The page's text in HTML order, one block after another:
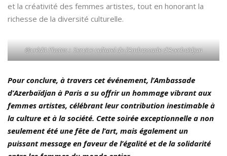
et la créativité des femmes artistes, tout en honorant la
richesse de la diversité culturelle.
@crédit Photos : Service culturel de l’Ambassade d’Azerbaïdjan
Pour conclure, à travers cet événement, l’Ambassade
d’Azerbaïdjan à Paris a su offrir un hommage vibrant aux
femmes artistes, célébrant leur contribution inestimable à
la culture et à la société. Cette soirée exceptionnelle a non
seulement été une fête de l’art, mais également un
puissant message en faveur de l’égalité et de la solidarité